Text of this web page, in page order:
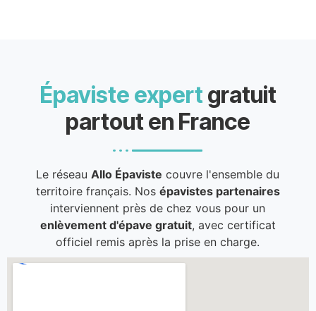
Épaviste expertgratuit
partout en France
Le réseauAllo Épaviste couvre l'ensemble du
territoire français. Nos épavistes partenaires
interviennent près de chez vous pour un
enlèvement d'épave gratuit, avec certificat
officiel remis après la prise en charge.